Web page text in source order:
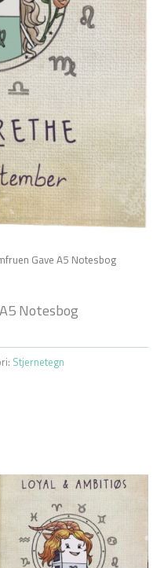
Gave A5 Notesbog
Notesbog
Stjernetegn